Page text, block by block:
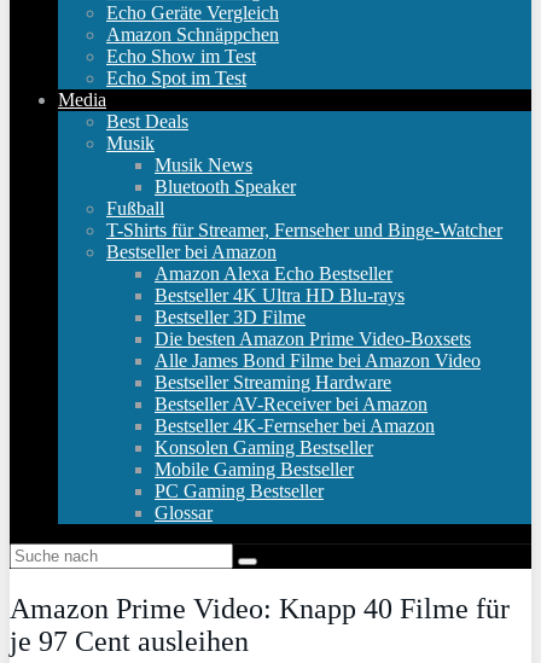
Echo Geräte Vergleich
Amazon Schnäppchen
Echo Show im Test
Echo Spot im Test
Media
Best Deals
Musik
Musik News
Bluetooth Speaker
Fußball
T-Shirts für Streamer, Fernseher und Binge-Watcher
Bestseller bei Amazon
Amazon Alexa Echo Bestseller
Bestseller 4K Ultra HD Blu-rays
Bestseller 3D Filme
Die besten Amazon Prime Video-Boxsets
Alle James Bond Filme bei Amazon Video
Bestseller Streaming Hardware
Bestseller AV-Receiver bei Amazon
Bestseller 4K-Fernseher bei Amazon
Konsolen Gaming Bestseller
Mobile Gaming Bestseller
PC Gaming Bestseller
Glossar
Amazon Prime Video: Knapp 40 Filme für
je 97 Cent ausleihen